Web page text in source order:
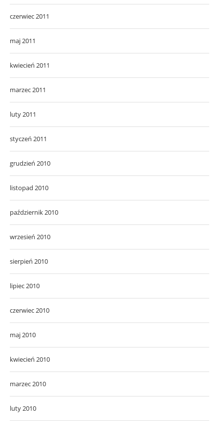
czerwiec 2011
maj 2011
kwiecień 2011
marzec 2011
luty 2011
styczeń 2011
grudzień 2010
listopad 2010
październik 2010
wrzesień 2010
sierpień 2010
lipiec 2010
czerwiec 2010
maj 2010
kwiecień 2010
marzec 2010
luty 2010